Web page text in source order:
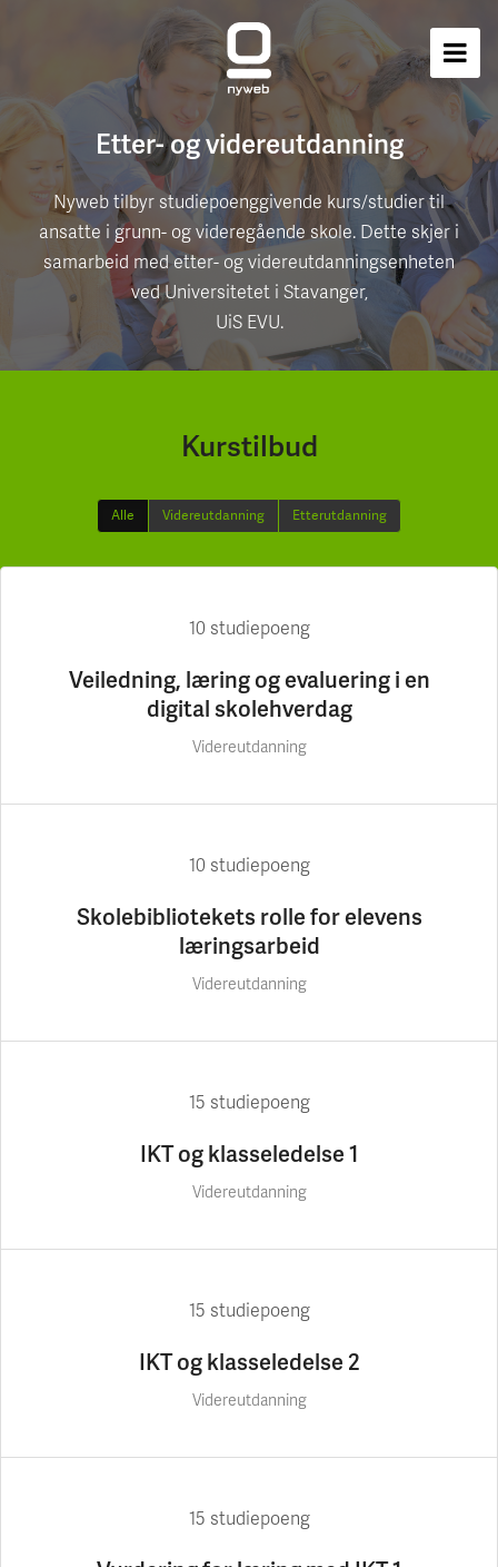
Etter- og videreutdanning
Nyweb tilbyr studiepoenggivende kurs/studier til
ansatte i grunn- og videregående skole. Dette skjer i
samarbeid med etter- og videreutdanningsenheten
ved Universitetet i Stavanger,
UiS EVU.
Kurstilbud
Alle Videreutdanning Etterutdanning
10 studiepoeng
Veiledning, læring og evaluering i en
digital skolehverdag
Videreutdanning
10 studiepoeng
Skolebibliotekets rolle for elevens
læringsarbeid
Videreutdanning
15 studiepoeng
IKT og klasseledelse 1
Videreutdanning
15 studiepoeng
IKT og klasseledelse 2
Videreutdanning
15 studiepoeng